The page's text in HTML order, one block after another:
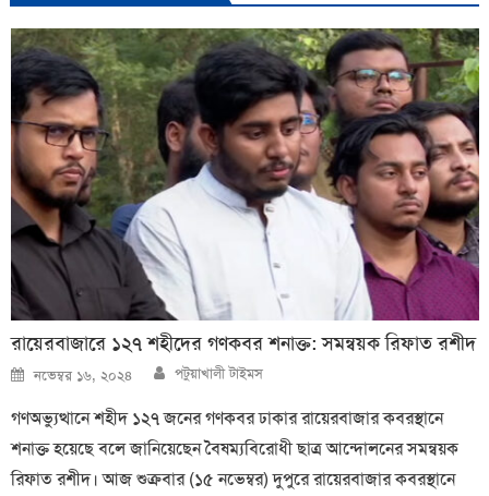
রায়েরবাজারে ১২৭ শহীদের গণকবর শনাক্ত: সমন্বয়ক রিফাত রশীদ
Posted
on
নভেম্বর ১৬, ২০২৪ Author
পটুয়াখালী টাইমস
গণঅভ্যুত্থানে শহীদ ১২৭ জনের গণকবর ঢাকার রায়েরবাজার কবরস্থানে
শনাক্ত হয়েছে বলে জানিয়েছেন বৈষম্যবিরোধী ছাত্র আন্দোলনের সমন্বয়ক
রিফাত রশীদ। আজ শুক্রবার (১৫ নভেম্বর) দুপুরে রায়েরবাজার কবরস্থানে